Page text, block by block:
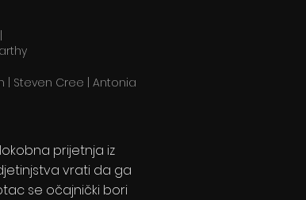
| Steven Cree | Antonia
prijetnja iz
vrati da ga
se očajnički bori